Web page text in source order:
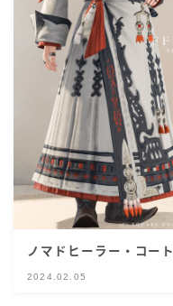
ノマドヒーラー・コート
2024.02.05